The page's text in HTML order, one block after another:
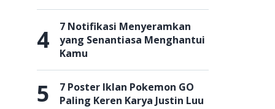
4
7 Notifikasi Menyeramkan
yang Senantiasa Menghantui
Kamu
5
7 Poster Iklan Pokemon GO
Paling Keren Karya Justin Luu